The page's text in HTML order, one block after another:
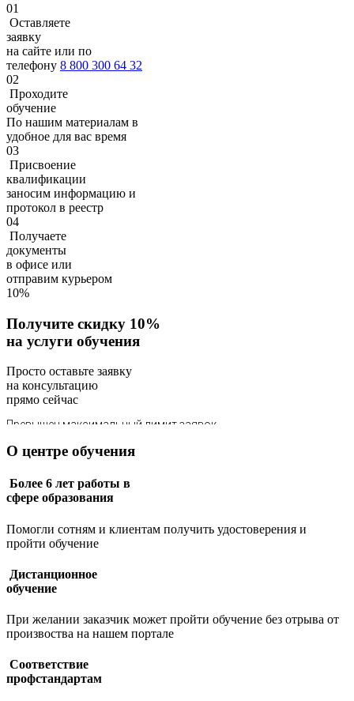
01
Оставляете
заявку
на сайте или по
телефону 8 800 300 64 32
02
Проходите
обучение
По нашим материалам в
удобное для вас время
03
Присвоение
квалификации
заносим информацию и
протокол в реестр
04
Получаете
документы
в офисе или
отправим курьером
10%
Получите скидку 10%
на услуги обучения
Просто оставьте заявку
на консультацию
прямо сейчас
О центре обучения
Более 6 лет работы в
сфере образования
Помогли сотням и клиентам получить удостоверения и
пройти обучение
Дистанционное
обучение
При желании заказчик может пройти обучение без отрыва от
произвоства на нашем портале
Соответствие
профстандартам